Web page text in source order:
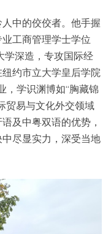
中的佼佼者。他手握
工商管理学士学位
学深造，专攻国际经
约市立大学皇后学院
，学识渊博如“胸藏锦
贸易与文化外交领域
及中粤双语的优势，
尽显实力，深受当地